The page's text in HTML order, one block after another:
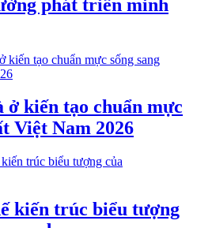
phát triển minh
ở kiến tạo chuẩn mực
Việt Nam 2026
kiến trúc biểu tượng